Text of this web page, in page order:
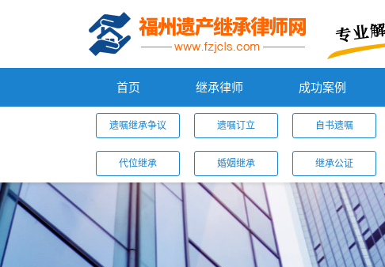
首页 继承律师 成功案例
遗嘱继承争议 遗嘱订立 自书遗嘱
代位继承 婚姻继承 继承公证
您的位置：